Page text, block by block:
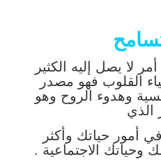
لا يصل إليه الكثير
القلوب فهو مصدر
وهدوء الروح وهو
الذي
أمور حياتك وأكثر
وحياتك الاجتماعية .